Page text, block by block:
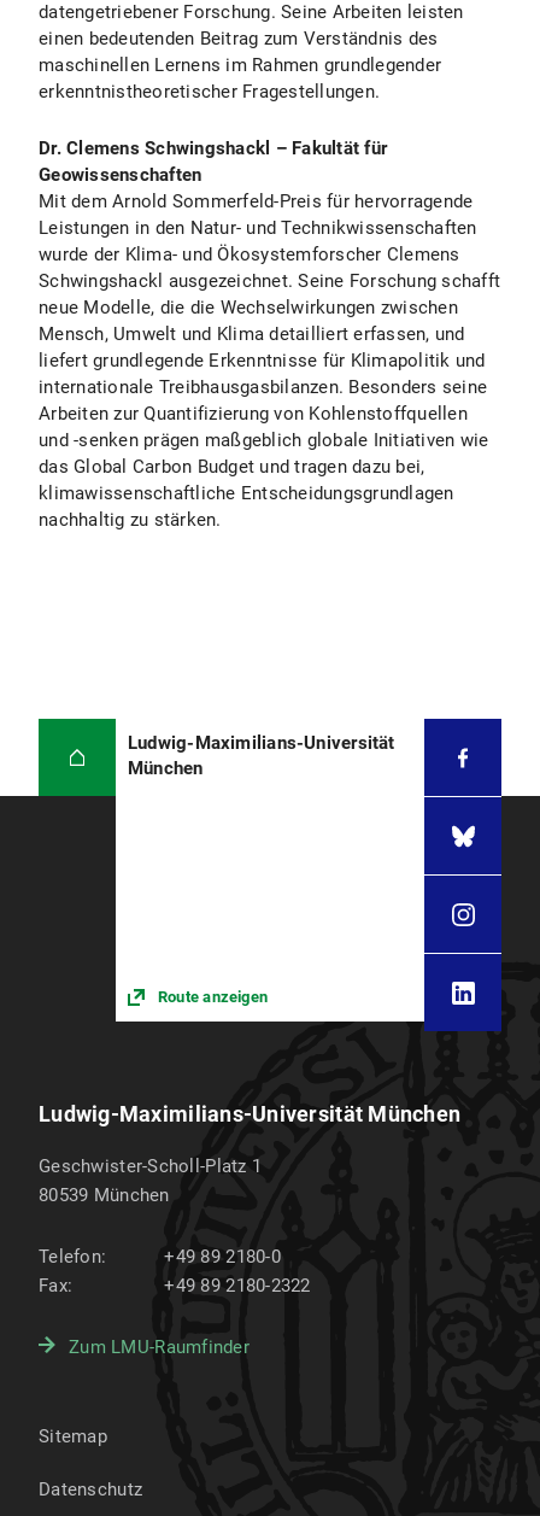
datengetriebener Forschung. Seine Arbeiten leisten
einen bedeutenden Beitrag zum Verständnis des
maschinellen Lernens im Rahmen grundlegender
erkenntnistheoretischer Fragestellungen.
Dr. Clemens Schwingshackl – Fakultät für
Geowissenschaften
Mit dem Arnold Sommerfeld-Preis für hervorragende
Leistungen in den Natur- und Technikwissenschaften
wurde der Klima- und Ökosystemforscher Clemens
Schwingshackl ausgezeichnet. Seine Forschung schafft
neue Modelle, die die Wechselwirkungen zwischen
Mensch, Umwelt und Klima detailliert erfassen, und
liefert grundlegende Erkenntnisse für Klimapolitik und
internationale Treibhausgasbilanzen. Besonders seine
Arbeiten zur Quantifizierung von Kohlenstoffquellen
und -senken prägen maßgeblich globale Initiativen wie
das Global Carbon Budget und tragen dazu bei,
klimawissenschaftliche Entscheidungsgrundlagen
nachhaltig zu stärken.
Ludwig-Maximilians-Universität
München
Route anzeigen
Ludwig-Maximilians-Universität München
Geschwister-Scholl-Platz 1
80539 München
Telefon:
+49 89 2180-0
Fax:
+49 89 2180-2322
Zum LMU-Raumfinder
Sitemap
Datenschutz